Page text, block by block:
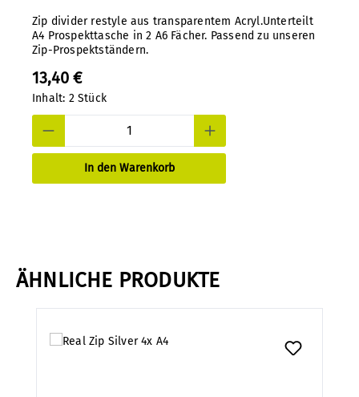
Zip divider restyle aus transparentem Acryl.Unterteilt
A4 Prospekttasche in 2 A6 Fächer. Passend zu unseren
Zip-Prospektständern.
13,40 €
Inhalt: 2 Stück
In den Warenkorb
ÄHNLICHE PRODUKTE